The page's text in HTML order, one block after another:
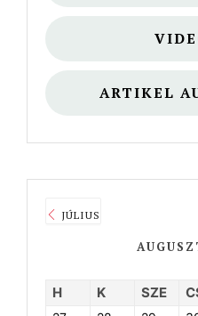
ARTIKEL
JÚLIUS
H K SZE